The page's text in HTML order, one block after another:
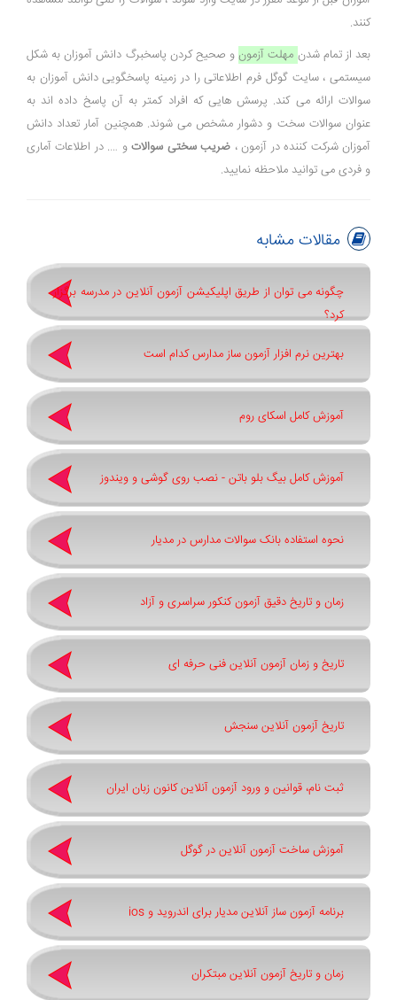
کنند.
بعد از تمام شدن مهلت آزمونو صحیح کردن پاسخبرگ دانش آموزان به شکل
سیستمی ، سایت گوگل فرم اطلاعاتی را در زمینه پاسخگویی دانش آموزان به
سوالات ارائه می کند. پرسش هایی که افراد کمتر به آن پاسخ داده اند به
عنوان سوالات سخت و دشوار مشخص می شوند. همچنین آمار تعداد دانش
آموزان شرکت کننده در آزمون ، ضریب سختی سوالاتو …. در اطلاعات آماری
و فردی می توانید ملاحظه نمایید.
مقالات مشابه
چگونه می توان از طریق اپلیکیشن آزمون آنلاین در مدرسه برگزار
کرد؟
بهترین نرم افزار آزمون ساز مدارس کدام است
آموزش کامل اسکای روم
آموزش کامل بیگ بلو باتن - نصب روی گوشی و ویندوز
نحوه استفاده بانک سوالات مدارس در مدیار
زمان و تاریخ دقیق آزمون کنکور سراسری و آزاد
تاریخ و زمان آزمون آنلاین فنی حرفه ای
تاریخ آزمون آنلاین سنجش
ثبت نام، قوانین و ورود آزمون آنلاین کانون زبان ایران
آموزش ساخت آزمون آنلاین در گوگل
برنامه آزمون ساز آنلاین مدیار برای اندروید و ios
زمان و تاریخ آزمون آنلاین مبتکران